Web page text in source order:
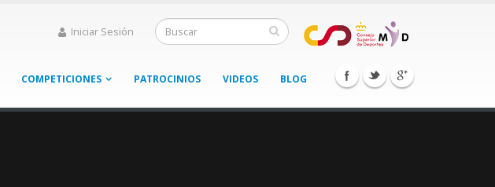
Iniciar Sesión
COMPETICIONES PATROCINIOS VIDEOS BLOG